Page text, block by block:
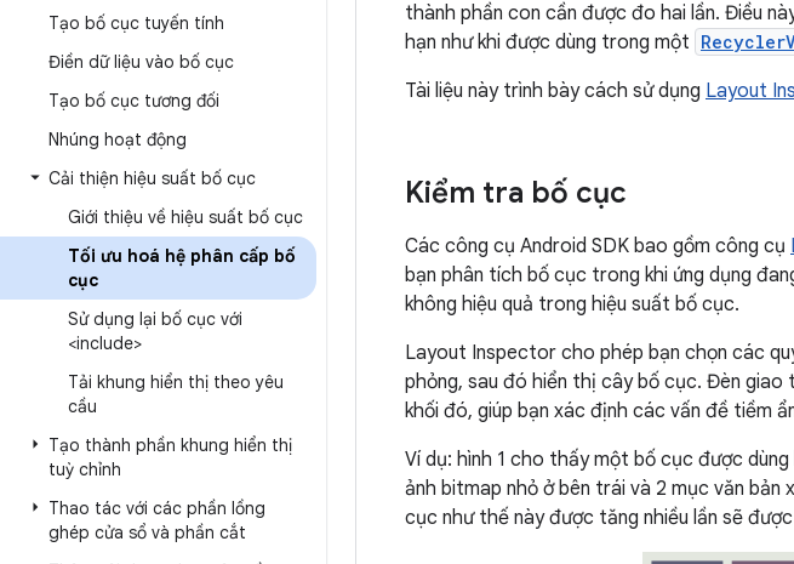
Tạo bố cục tuyến tính
Điền dữ liệu vào bố cục
Tạo bố cục tương đối
Nhúng hoạt động
Cải thiện hiệu suất bố cục
Giới thiệu về hiệu suất bố cục
Tối ưu hoá hệ phân cấp bố
cục
Sử dụng lại bố cục với
<include>
Tải khung hiển thị theo yêu
cầu
Tạo thành phần khung hiển thị
tuỳ chỉnh
Thao tác với các phần lồng
ghép cửa sổ và phần cắt
thành phần con cần được đo hai lần. Điều
hạn như khi được dùng trong một
Tài liệu này trình bày cách sử dụng Layout
Kiểm tra bố cục
Các công cụ Android SDK bao gồm công cụ
bạn phân tích bố cục trong khi ứng dụng
không hiệu quả trong hiệu suất bố cục.
Layout Inspector cho phép bạn chọn các
phỏng, sau đó hiển thị cây bố cục. Đèn
khối đó, giúp bạn xác định các vấn đề tiềm
Ví dụ: hình 1 cho thấy một bố cục được
ảnh bitmap nhỏ ở bên trái và 2 mục văn
cục như thế này được tăng nhiều lần sẽ